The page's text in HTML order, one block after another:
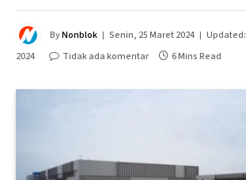
ByNonblok Senin, 25 Maret 2024 Updated:
2024
Tidak ada komentar 6 Mins Read